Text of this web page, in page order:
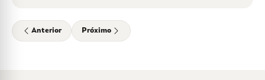
Anterior Próximo